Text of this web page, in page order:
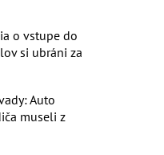
o vstupe do
si ubráni za
Auto
museli z